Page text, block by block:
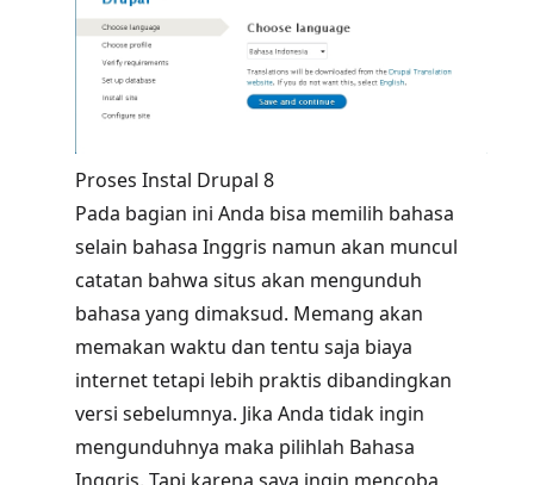
Proses Instal Drupal 8
Pada bagian ini Anda bisa memilih bahasa
selain bahasa Inggris namun akan muncul
catatan bahwa situs akan mengunduh
bahasa yang dimaksud. Memang akan
memakan waktu dan tentu saja biaya
internet tetapi lebih praktis dibandingkan
versi sebelumnya. Jika Anda tidak ingin
mengunduhnya maka pilihlah Bahasa